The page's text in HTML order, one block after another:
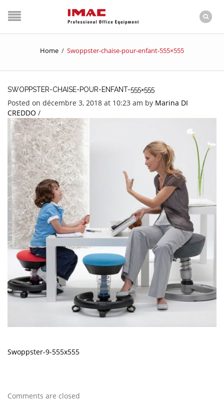
Home / Swoppster-chaise-pour-enfant-555×555
SWOPPSTER-CHAISE-POUR-ENFANT-555×555
Posted on décembre 3, 2018 at 10:23 am by Marina DI
CREDDO /
Swoppster-9-555x555
Comments are closed